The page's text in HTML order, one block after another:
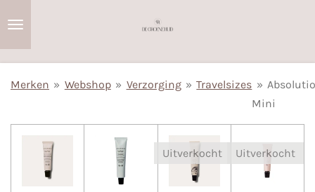
hoofdinhoud
Merken » Webshop » Verzorging » Travelsizes »
Mini
Uitverkocht Uitverkocht